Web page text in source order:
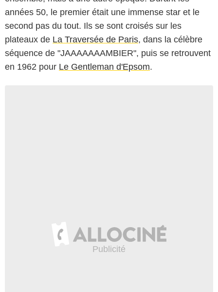
années 50, le premier était une immense star et le
second pas du tout. Ils se sont croisés sur les
plateaux de La Traversée de Paris, dans la célèbre
séquence de "JAAAAAAAMBIER", puis se retrouvent
en 1962 pour Le Gentleman d'Epsom.